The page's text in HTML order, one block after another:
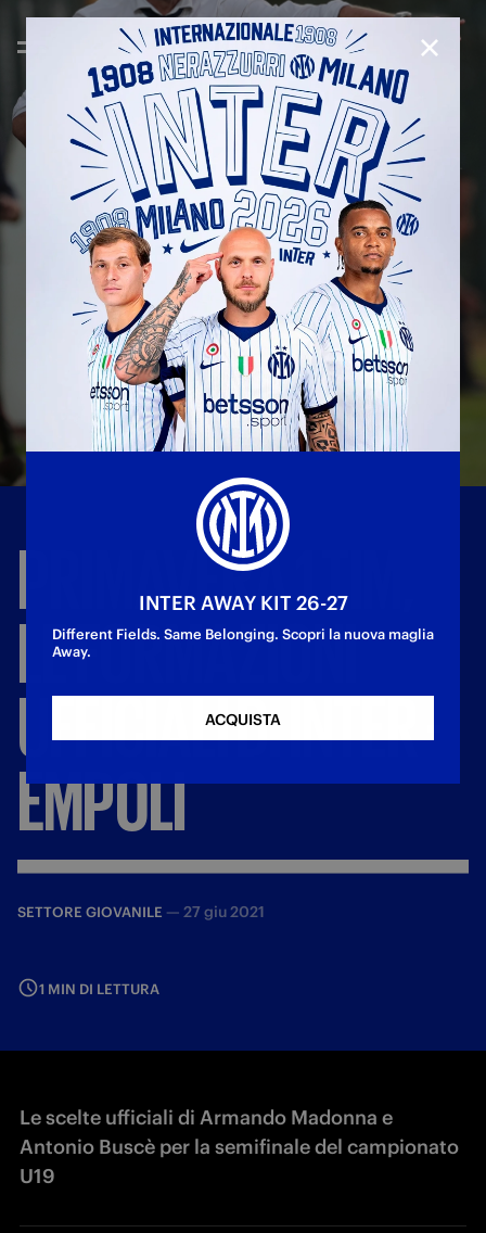
PRIMAVERA1TIM,
LEFORMAZIONI
UFFICIALIDIINTER-
EMPOLI
SETTORE GIOVANILE — 27 giu 2021
1 MIN DI LETTURA
Le scelte ufficiali di Armando Madonna e
Antonio Buscè per la semifinale del campionato
U19
INTER AWAY KIT 26-27
Different Fields. Same Belonging. Scopri la nuova maglia
Away.
ACQUISTA